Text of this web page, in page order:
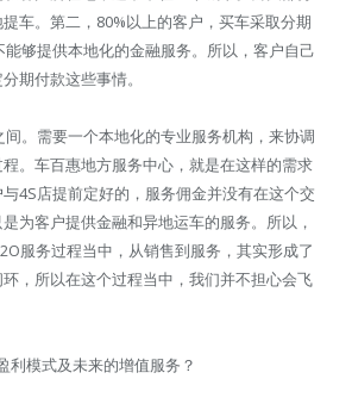
车。第二，80%以上的客户，买车采取分期
够提供本地化的金融服务。所以，客户自己
期付款这些事情。
间。需要一个本地化的专业服务机构，来协调
。车百惠地方服务中心，就是在这样的需求
4S店提前定好的，服务佣金并没有在这个交
为客户提供金融和异地运车的服务。所以，
服务过程当中，从销售到服务，其实形成了
，所以在这个过程当中，我们并不担心会飞
利模式及未来的增值服务？